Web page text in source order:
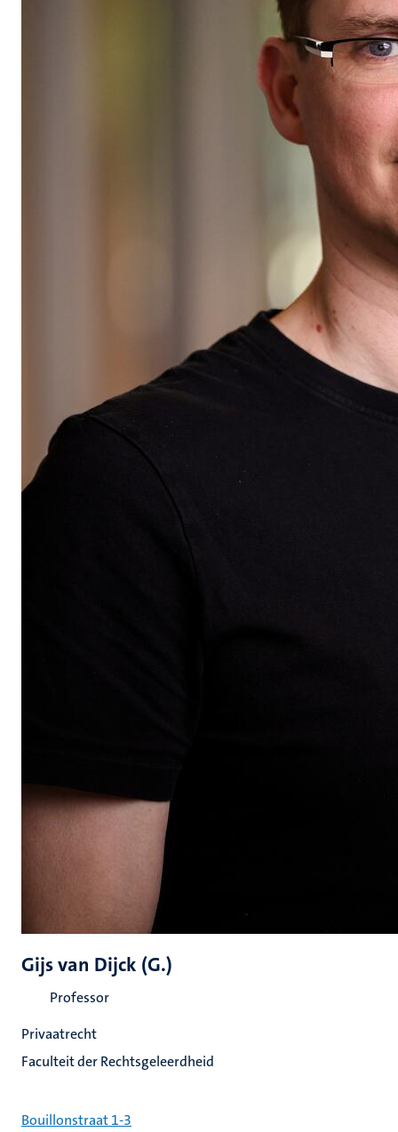
Gijs van Dijck (G.)
Professor
Privaatrecht
Faculteit der Rechtsgeleerdheid
Bouillonstraat 1-3